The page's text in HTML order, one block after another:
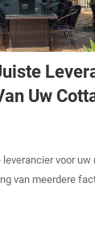
Uw
voor
van meerdere
uitstraling
leverancier zal